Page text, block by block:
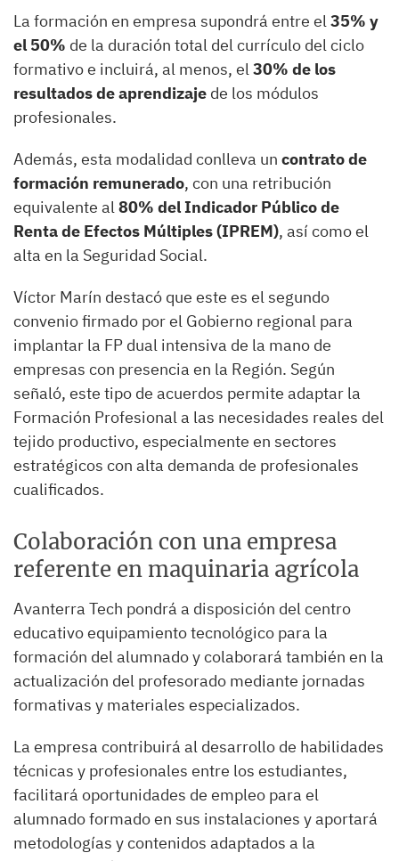
La formación en empresa supondrá entre el35% y
el 50% de la duración total del currículo del ciclo
formativo e incluirá, al menos, el30% de los
resultados de aprendizaje de los módulos
profesionales.
Además, esta modalidad conlleva un contrato de
formación remunerado, con una retribución
equivalente al80% del Indicador Público de
Renta de Efectos Múltiples (IPREM), así como el
alta en la Seguridad Social.
Víctor Marín destacó que este es el segundo
convenio firmado por el Gobierno regional para
implantar la FP dual intensiva de la mano de
empresas con presencia en la Región. Según
señaló, este tipo de acuerdos permite adaptar la
Formación Profesional a las necesidades reales del
tejido productivo, especialmente en sectores
estratégicos con alta demanda de profesionales
cualificados.
Colaboración con una empresa
referente en maquinaria agrícola
Avanterra Tech pondrá a disposición del centro
educativo equipamiento tecnológico para la
formación del alumnado y colaborará también en la
actualización del profesorado mediante jornadas
formativas y materiales especializados.
La empresa contribuirá al desarrollo de habilidades
técnicas y profesionales entre los estudiantes,
facilitará oportunidades de empleo para el
alumnado formado en sus instalaciones y aportará
metodologías y contenidos adaptados a la